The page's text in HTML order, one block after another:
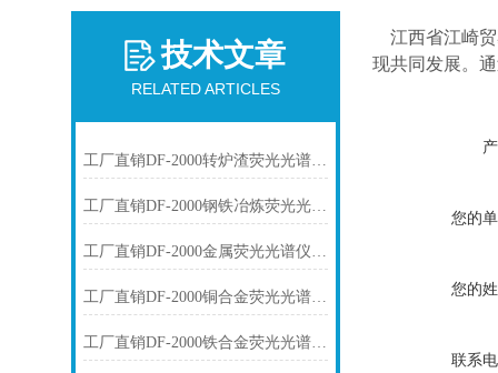
技术文章
RELATED ARTICLES
工厂直销DF-2000转炉渣荧光光谱仪技术参数
工厂直销DF-2000钢铁冶炼荧光光谱仪技术参数
工厂直销DF-2000金属荧光光谱仪技术参数
工厂直销DF-2000铜合金荧光光谱仪技术参数
工厂直销DF-2000铁合金荧光光谱仪技术参数
江西省江崎
现共同发展。
您的
您的
联系